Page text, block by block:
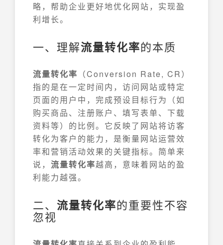
略，帮助企业更好地优化网站，实现盈
利增长。
一、理解流量转化率的本质
流量转化率 （Conversion Rate, CR）
指的是在一定时间内，访问网站或特定
页面的用户中，完成预设目标行为（如
购买商品、注册账户、填写表单、下载
资料等）的比例。它反映了网站将访客
转化为客户的能力，是衡量网站运营效
率和营销活动效果的关键指标。简单来
说， 流量转化率越高，意味着网站的盈
利能力越强。
二、 流量转化率的重要性不容
忽视